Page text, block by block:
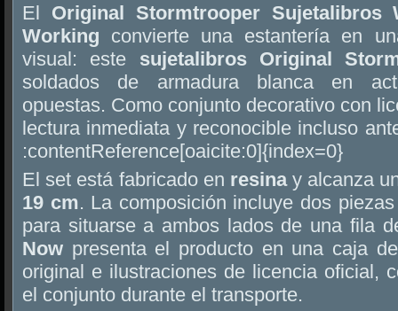
El Original Stormtrooper Sujetalibros
Working convierte una estantería en
visual: este sujetalibros Original
soldados de armadura blanca en
opuestas. Como conjunto decorativo con
lectura inmediata y reconocible incluso
:contentReference[oaicite:0]{index=0}
El set está fabricado en resinay alcanza
19 cm. La composición incluye dos
para situarse a ambos lados de una fila
Now presenta el producto en una caja
original e ilustraciones de licencia oficial,
el conjunto durante el transporte.